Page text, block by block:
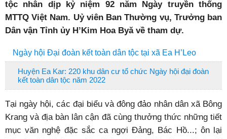
(huyện Lắk) tổ chức Ngày hội Đại đoàn kết toàn dân
tộc nhân dịp kỷ niệm 92 năm Ngày truyền thống
MTTQ Việt Nam. Uỷ viên Ban Thường vụ, Trưởng ban
Ngày hội Đại đoàn kết toàn dân tộc tại xã Ea H’Leo
Huyện Ea Kar: 220 khu dân cư tổ chức Ngày hội đại đoàn
Tại ngày hội, các đại biểu và đông đảo nhân dân xã Bông
Krang và địa bàn lân cận đã cùng thưởng thức những tiết